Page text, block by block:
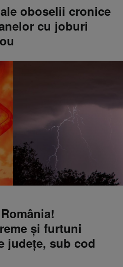
oboselii cronice
cu joburi
și furtuni
județe, sub cod